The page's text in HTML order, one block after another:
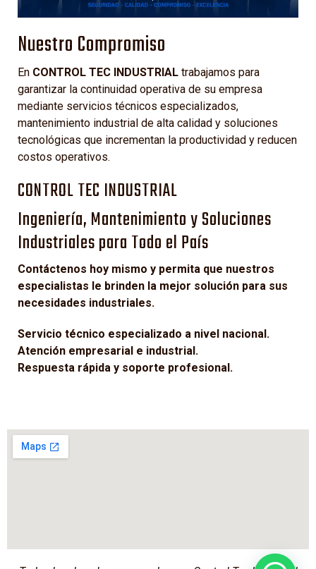
Nuestro Compromiso
En CONTROL TEC INDUSTRIAL trabajamos para
garantizar la continuidad operativa de su empresa
mediante servicios técnicos especializados,
mantenimiento industrial de alta calidad y soluciones
tecnológicas que incrementan la productividad y reducen
costos operativos.
CONTROL TEC INDUSTRIAL
Ingeniería, Mantenimiento y Soluciones
Industriales para Todo el País
Contáctenos hoy mismo y permita que nuestros
especialistas le brinden la mejor solución para sus
necesidades industriales.
Servicio técnico especializado a nivel nacional.
Atención empresarial e industrial.
Respuesta rápida y soporte profesional.